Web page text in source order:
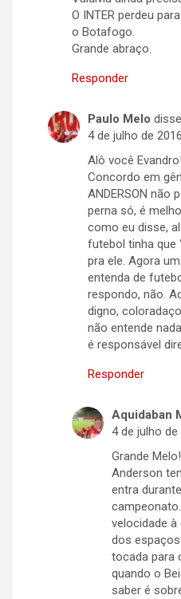
O INTER perdeu
o Botafogo.
Grande abraço.
Responder
Paulo Melo
4 de julho de
Alô você Evandro!
Concordo em
ANDERSON não
perna só, é
como eu disse,
futebol tinha que
pra ele. Agora
entenda de
respondo, não.
digno,
não entende
é responsável
Responder
Aquidaban
4 de julho
Grande
Anderson
entra
velocidade
dos
tocada para
quando o
saber é